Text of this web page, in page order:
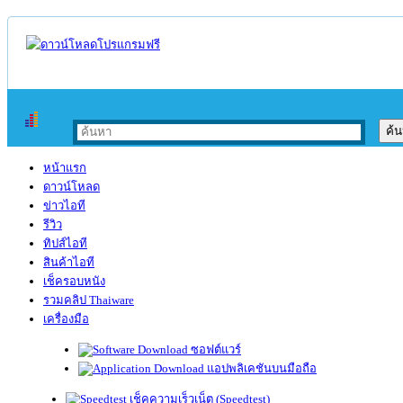
หน้าแรก
ดาวน์โหลด
ข่าวไอที
รีวิว
ทิปส์ไอที
สินค้าไอที
เช็ครอบหนัง
รวมคลิป Thaiware
เครื่องมือ
ซอฟต์แวร์
แอปพลิเคชันบนมือถือ
เช็คความเร็วเน็ต (Speedtest)